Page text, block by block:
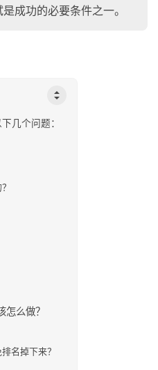
成功的必要条件之一。
几个问题：
怎么做？
名掉下来？